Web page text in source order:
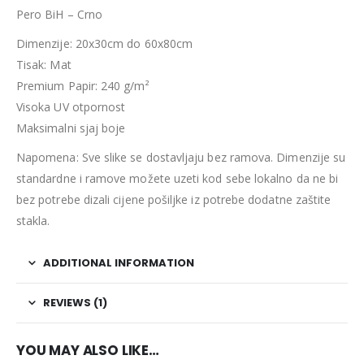
Pero BiH – Crno
Dimenzije: 20x30cm do 60x80cm
Tisak: Mat
Premium Papir: 240 g/m²
Visoka UV otpornost
Maksimalni sjaj boje
Napomena: Sve slike se dostavljaju bez ramova. Dimenzije su
standardne i ramove možete uzeti kod sebe lokalno da ne bi
bez potrebe dizali cijene pošiljke iz potrebe dodatne zaštite
stakla.
ADDITIONAL INFORMATION
REVIEWS (1)
YOU MAY ALSO LIKE…